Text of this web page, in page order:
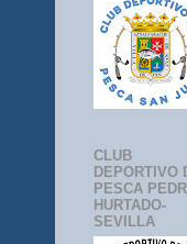
CLUB
DEPORTIVO
PESCA
HURTADO-
SEVILLA